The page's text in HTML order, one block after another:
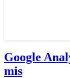
Google
mis